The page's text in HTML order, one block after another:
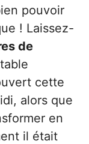
pouvoir
! Laissez-
de
cette
alors que
en
il était